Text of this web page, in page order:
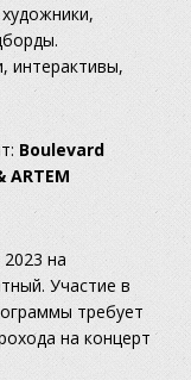
интерактивы,
Boulevard
на
Участие в
требует
на концерт